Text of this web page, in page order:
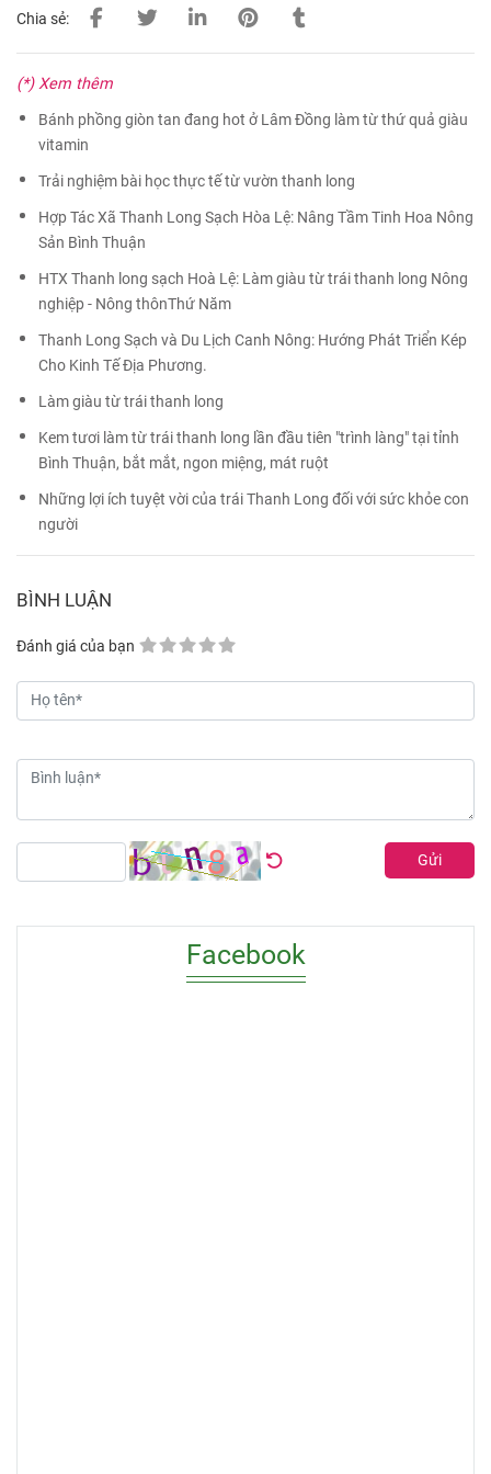
Chia sẻ:
(*) Xem thêm
Bánh phồng giòn tan đang hot ở Lâm Đồng làm từ thứ quả giàu
vitamin
Trải nghiệm bài học thực tế từ vườn thanh long
Hợp Tác Xã Thanh Long Sạch Hòa Lệ: Nâng Tầm Tinh Hoa Nông
Sản Bình Thuận
HTX Thanh long sạch Hoà Lệ: Làm giàu từ trái thanh long Nông
nghiệp - Nông thônThứ Năm
Thanh Long Sạch và Du Lịch Canh Nông: Hướng Phát Triển Kép
Cho Kinh Tế Địa Phương.
Làm giàu từ trái thanh long
Kem tươi làm từ trái thanh long lần đầu tiên "trình làng" tại tỉnh
Bình Thuận, bắt mắt, ngon miệng, mát ruột
Những lợi ích tuyệt vời của trái Thanh Long đối với sức khỏe con
người
BÌNH LUẬN
Đánh giá của bạn
Gửi
Facebook